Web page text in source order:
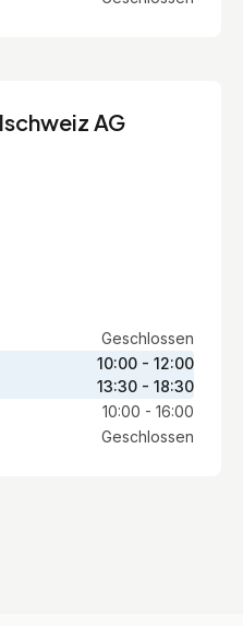
AG
Geschlossen
10:00 - 12:00
13:30 - 18:30
10:00 - 16:00
Geschlossen